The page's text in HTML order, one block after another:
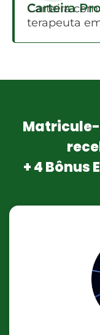
Carteira
Carteira
terapeuta
Matricule-
+ 4 Bônus